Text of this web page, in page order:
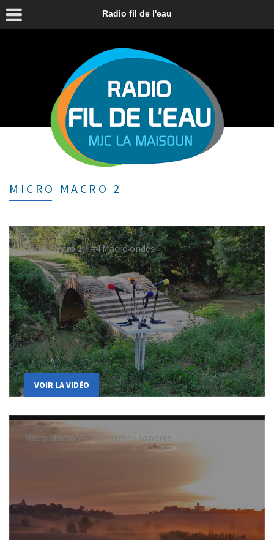
Radio fil de l'eau
MICRO MACRO 2
Micro Macro 2 – #4 Macro ondes
VOIR LA VIDÉO
Micro Macro 2 – #8 Champs sonores